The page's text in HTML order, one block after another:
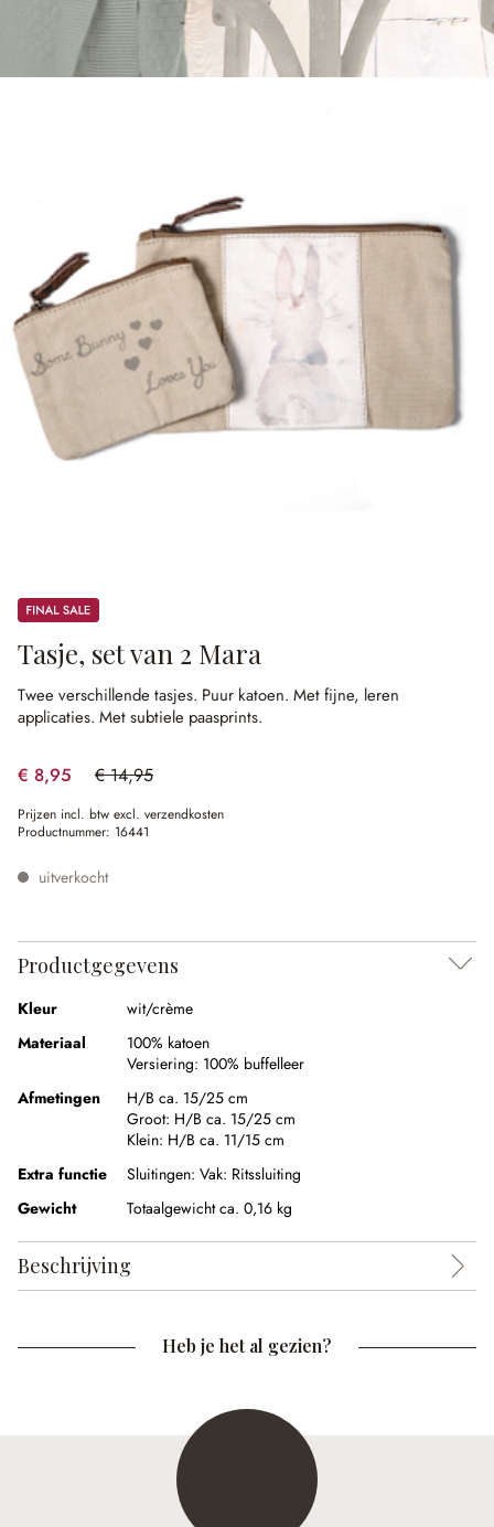
Sale
Tasje, set van 2 Mara
Twee verschillende tasjes. Puur katoen. Met fijne, leren
applicaties. Met subtiele paasprints.
€ 8,95 € 14,95
(40.13% gespart)
Prijzen incl. btw excl. verzendkosten
Productnummer: 16441
uitverkocht
Productgegevens
Kleur
wit/crème
Materiaal
100% katoen
Versiering: 100% buffelleer
Afmetingen
H/B ca. 15/25 cm
Groot: H/B ca. 15/25 cm
Klein: H/B ca. 11/15 cm
Extra functie
Sluitingen: Vak: Ritssluiting
Gewicht
Totaalgewicht ca. 0,16 kg
Beschrijving
Heb je het al gezien?